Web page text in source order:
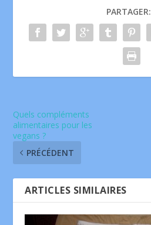
PARTAGER:
Quels compléments
alimentaires pour les
vegans ?
PRÉCÉDENT
ARTICLES SIMILAIRES